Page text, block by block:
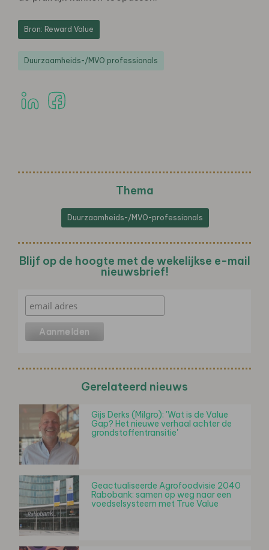
Bron: Reward Value
Duurzaamheids-/MVO professionals
Thema
Duurzaamheids-/MVO-professionals
Blijf op de hoogte met de wekelijkse e-mail
nieuwsbrief!
Gerelateerd nieuws
Gijs Derks (Milgro): 'Wat is de Value
Gap? Het nieuwe verhaal achter de
grondstoffentransitie'
Geactualiseerde Agrofoodvisie 2040
Rabobank: samen op weg naar een
voedselsysteem met True Value